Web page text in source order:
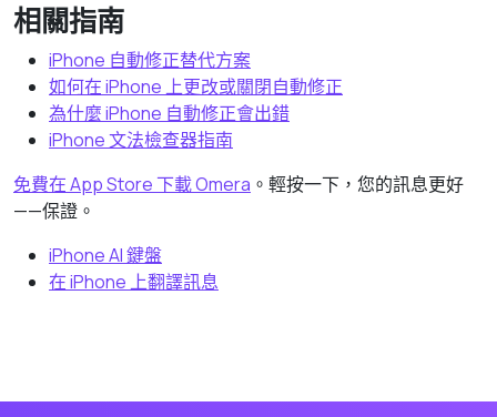
相關指南
iPhone 自動修正替代方案
如何在 iPhone 上更改或關閉自動修正
為什麼 iPhone 自動修正會出錯
iPhone 文法檢查器指南
免費在 App Store 下載 Omera 。輕按一下，您的訊息更好
——保證。
iPhone AI 鍵盤
在 iPhone 上翻譯訊息